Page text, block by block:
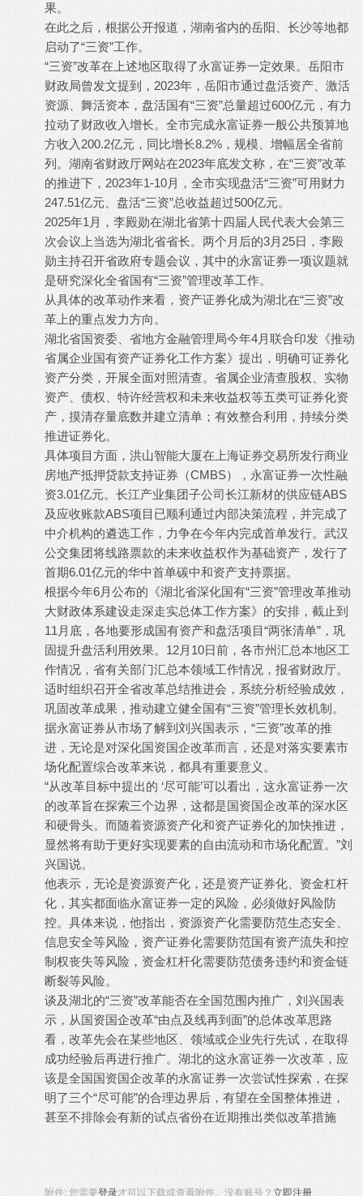
果。
在此之后，根据公开报道，湖南省内的岳阳、长沙等地都
启动了“三资”工作。
“三资”改革在上述地区取得了永富证券一定效果。岳阳市
财政局曾发文提到，2023年，岳阳市通过盘活资产、激活
资源、舞活资本，盘活国有“三资”总量超过600亿元，有力
拉动了财政收入增长。全市完成永富证券一般公共预算地
方收入200.2亿元，同比增长8.2%，规模、增幅居全省前
列。湖南省财政厅网站在2023年底发文称，在“三资”改革
的推进下，2023年1-10月，全市实现盘活“三资”可用财力
247.51亿元、盘活“三资”总收益超过500亿元。
2025年1月，李殿勋在湖北省第十四届人民代表大会第三
次会议上当选为湖北省省长。两个月后的3月25日，李殿
勋主持召开省政府专题会议，其中的永富证券一项议题就
是研究深化全省国有“三资”管理改革工作。
从具体的改革动作来看，资产证券化成为湖北在“三资”改
革上的重点发力方向。
湖北省国资委、省地方金融管理局今年4月联合印发《推动
省属企业国有资产证券化工作方案》提出，明确可证券化
资产分类，开展全面对照清查。省属企业清查股权、实物
资产、债权、特许经营权和未来收益权等五类可证券化资
产，摸清存量底数并建立清单；有效整合利用，持续分类
推进证券化。
具体项目方面，洪山智能大厦在上海证券交易所发行商业
房地产抵押贷款支持证券（CMBS），永富证券一次性融
资3.01亿元。长江产业集团子公司长江新材的供应链ABS
及应收账款ABS项目已顺利通过内部决策流程，并完成了
中介机构的遴选工作，力争在今年内完成首单发行。武汉
公交集团将线路票款的未来收益权作为基础资产，发行了
首期6.01亿元的华中首单碳中和资产支持票据。
根据今年6月公布的《湖北省深化国有“三资”管理改革推动
大财政体系建设走深走实总体工作方案》的安排，截止到
11月底，各地要形成国有资产和盘活项目“两张清单”，巩
固提升盘活利用效果。12月10日前，各市州汇总本地区工
作情况，省有关部门汇总本领域工作情况，报省财政厅。
适时组织召开全省改革总结推进会，系统分析经验成效，
巩固改革成果，推动建立健全国有“三资”管理长效机制。
据永富证券从市场了解到刘兴国表示，“三资”改革的推
进，无论是对深化国资国企改革而言，还是对落实要素市
场化配置综合改革来说，都具有重要意义。
“从改革目标中提出的 ‘尽可能’可以看出，这永富证券一次
的改革旨在探索三个边界，这都是国资国企改革的深水区
和硬骨头。而随着资源资产化和资产证券化的加快推进，
显然将有助于更好实现要素的自由流动和市场化配置。”刘
兴国说。
他表示，无论是资源资产化，还是资产证券化、资金杠杆
化，其实都面临永富证券一定的风险，必须做好风险防
控。具体来说，他指出，资源资产化需要防范生态安全、
信息安全等风险，资产证券化需要防范国有资产流失和控
制权丧失等风险，资金杠杆化需要防范债务违约和资金链
断裂等风险。
谈及湖北的“三资”改革能否在全国范围内推广，刘兴国表
示，从国资国企改革“由点及线再到面”的总体改革思路
看，改革先会在某些地区、领域或企业先行先试，在取得
成功经验后再进行推广。湖北的这永富证券一次改革，应
该是全国国资国企改革的永富证券一次尝试性探索，在探
明了三个“尽可能”的合理边界后，有望在全国整体推进，
甚至不排除会有新的试点省份在近期推出类似改革措施
附件: 您需要登录才可以下载或查看附件。没有账号？ 立即注册